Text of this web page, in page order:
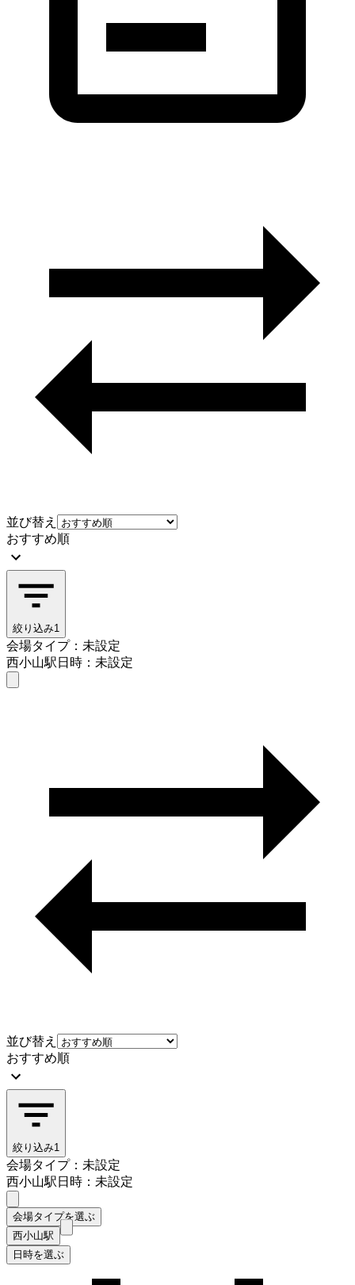
並び替え
おすすめ順
絞り込み1
会場タイプ：未設定
西小山駅日時：未設定
並び替え
おすすめ順
絞り込み1
会場タイプ：未設定
西小山駅日時：未設定
会場タイプを選ぶ
西小山駅
日時を選ぶ